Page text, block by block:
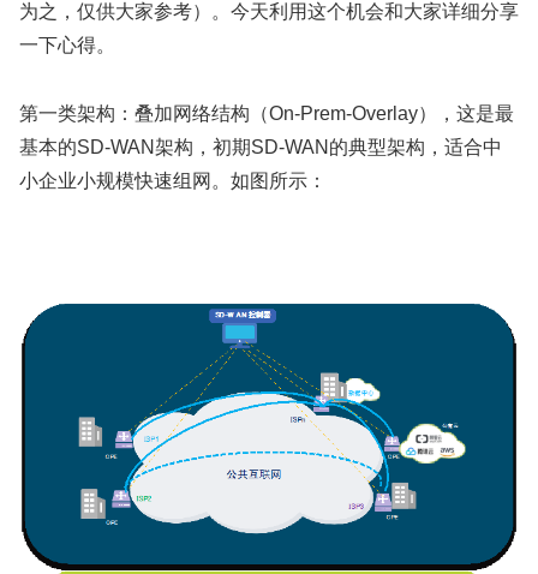
为之，仅供大家参考）。今天利用这个机会和大家详细分享
一下心得。
第一类架构：叠加网络结构（On-Prem-Overlay），这是最
基本的SD-WAN架构，初期SD-WAN的典型架构，适合中
小企业小规模快速组网。如图所示：